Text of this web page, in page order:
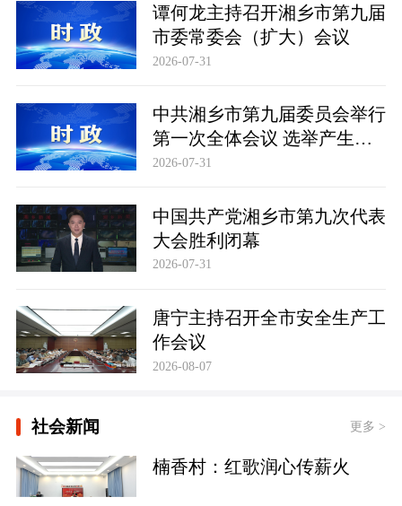
总书记的人民情怀丨“努力提升粮食能
源资源安全保障能力”
谭何龙主持召开湘乡市第九届
市委常委会（扩大）会议
2026-07-31
中共湘乡市第九届委员会举行
第一次全体会议 选举产生新
一届市委常委班子
2026-07-31
中国共产党湘乡市第九次代表
大会胜利闭幕
2026-07-31
唐宁主持召开全市安全生产工
作会议
2026-08-07
社会新闻 更多 >
楠香村：红歌润心传薪火